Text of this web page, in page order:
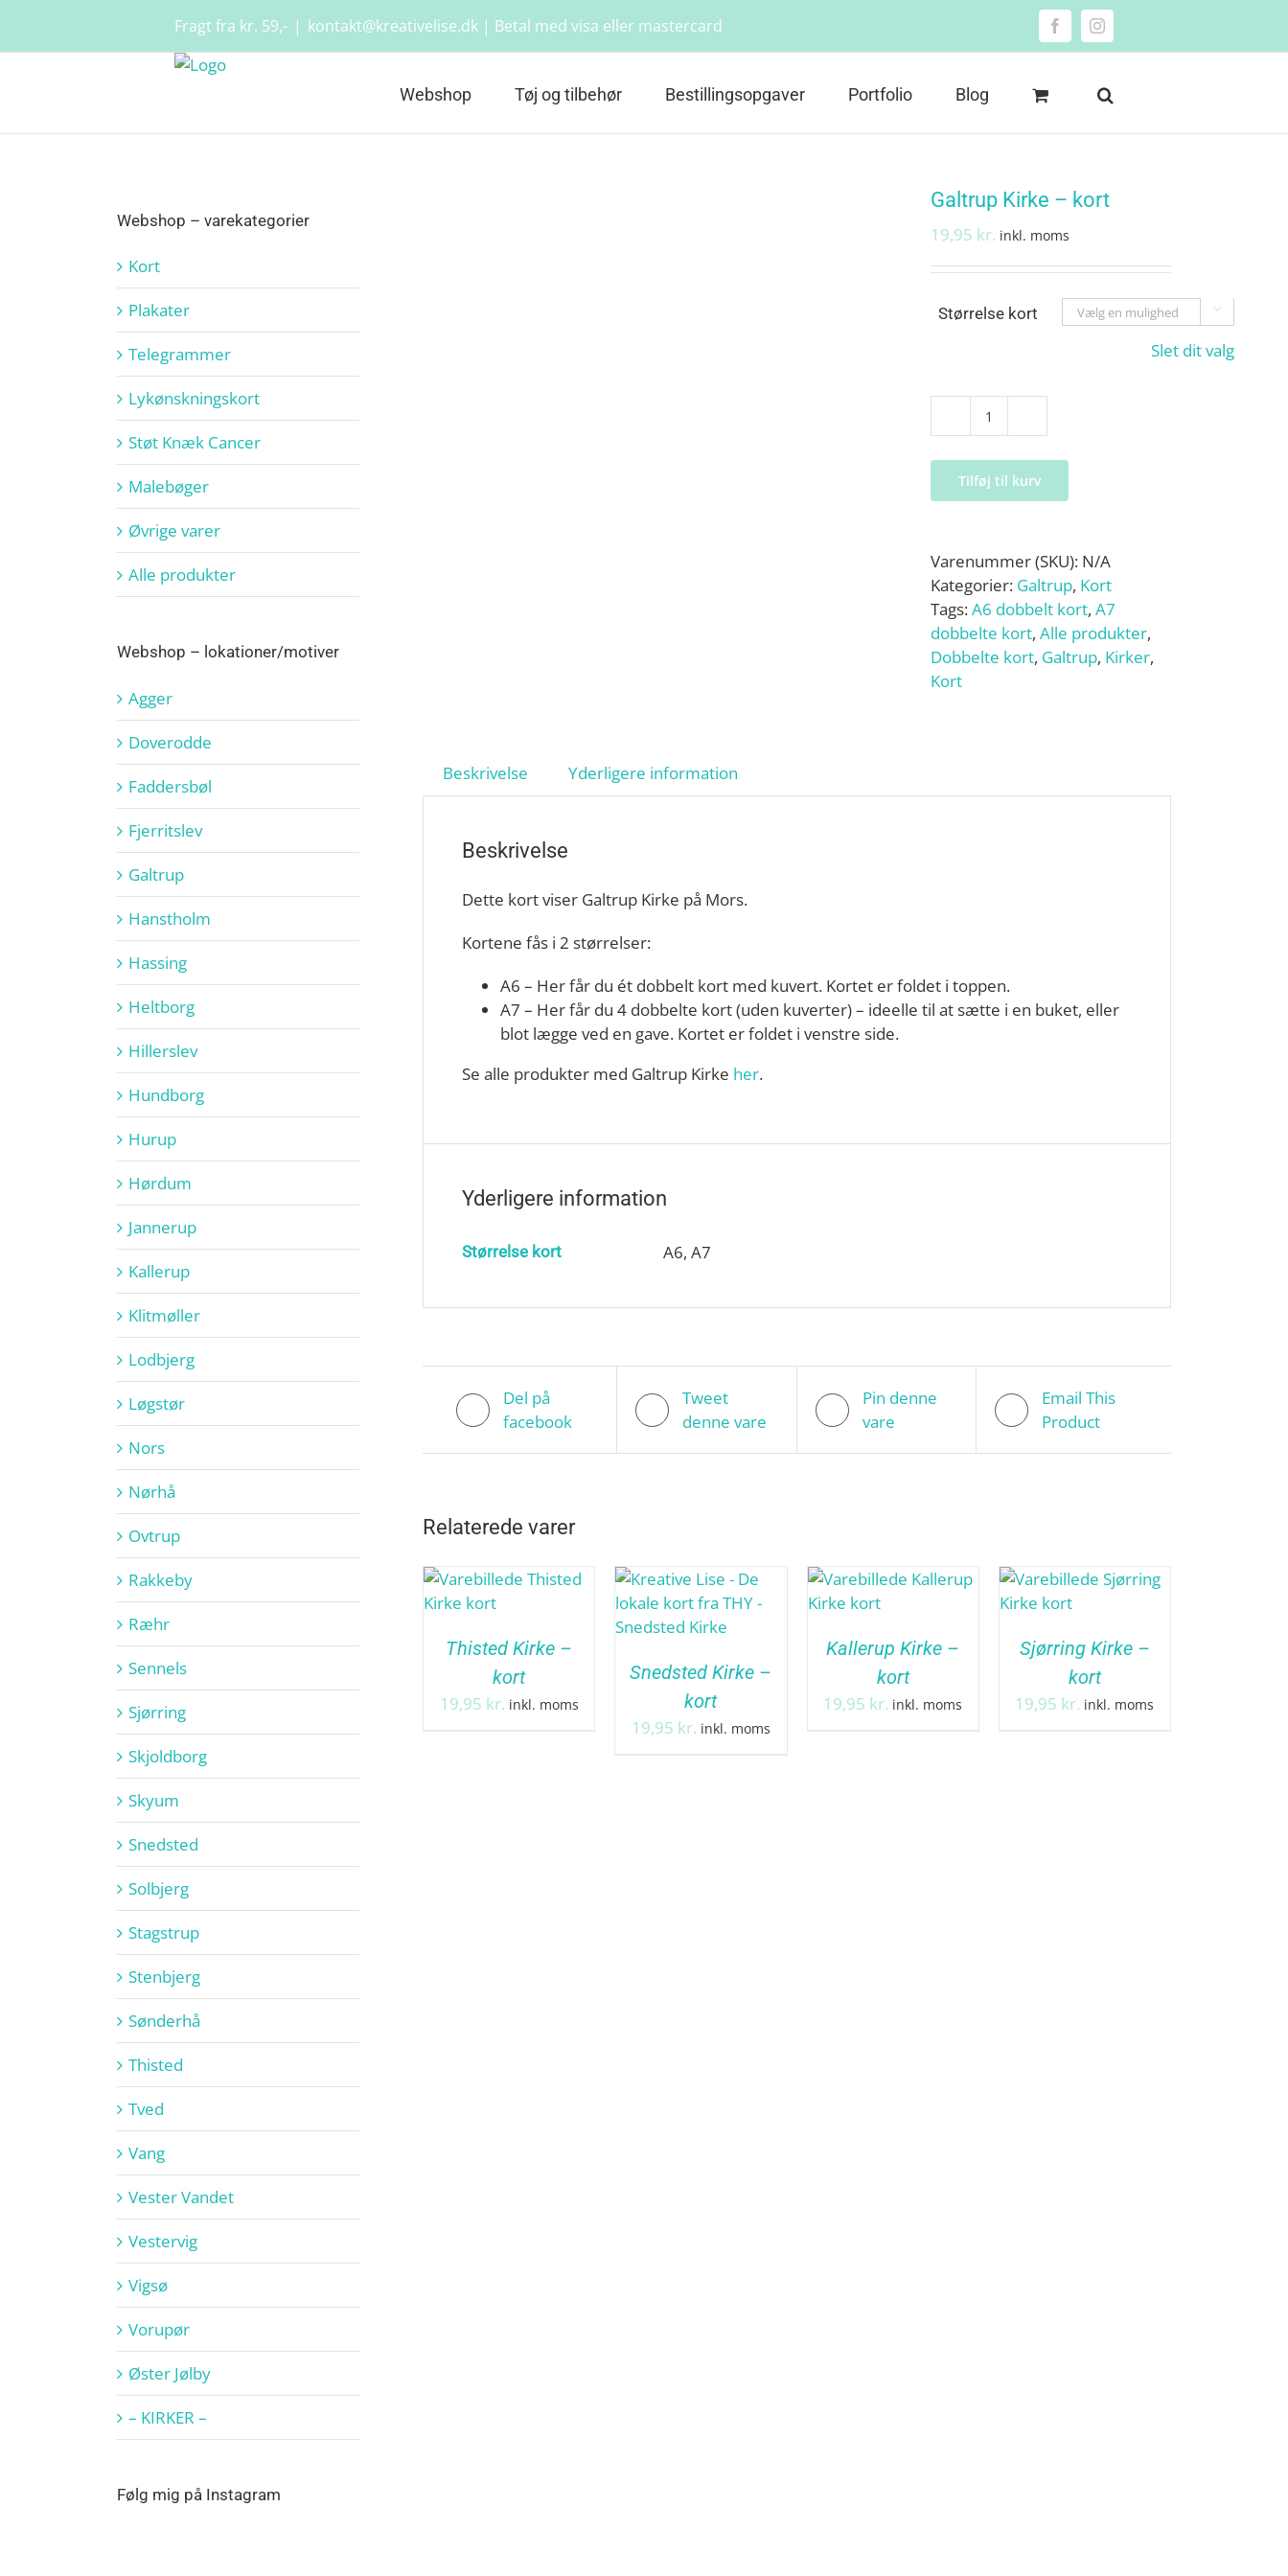
content
Fragt fra kr. 59,- | kontakt@kreativelise.dk | Betal med visa eller mastercard FacebookInstagram
Webshop Tøj og tilbehør Bestillingsopgaver Portfolio Blog
Galtrup Kirke – kort
19,95 kr. inkl. moms
Størrelse kort 
Slet dit valg
Galtrup
-
kort
Tilføj til kurv
Varenummer (SKU): N/A
Kategorier: Galtrup, Kort
Tags:A6 dobbelt kort, A7
dobbelte kort, Alle produkter,
Dobbelte kort, Galtrup, Kirker,
Kort
Beskrivelse Yderligere information
Beskrivelse
Dette kort viser Galtrup Kirke på Mors.
Kortene fås i 2 størrelser:
A6 – Her får du ét dobbelt kort med kuvert. Kortet er foldet i toppen.
A7 – Her får du 4 dobbelte kort (uden kuverter) – ideelle til at sætte i en buket, eller
blot lægge ved en gave. Kortet er foldet i venstre side.
Se alle produkter med Galtrup Kirke her.
Yderligere information
Størrelse kort A6, A7
Del på
facebook
Tweet
denne vare
Pin denne
vare
Email This
Product
Relaterede varer
Thisted Kirke –
kort
19,95 kr. inkl. moms
Snedsted Kirke –
kort
19,95 kr. inkl. moms
Kallerup Kirke –
kort
19,95 kr. inkl. moms
Sjørring Kirke –
kort
19,95 kr. inkl. moms
Webshop – varekategorier
Kort
Plakater
Telegrammer
Lykønskningskort
Støt Knæk Cancer
Malebøger
Øvrige varer
Alle produkter
Webshop – lokationer/motiver
Agger
Doverodde
Faddersbøl
Fjerritslev
Galtrup
Hanstholm
Hassing
Heltborg
Hillerslev
Hundborg
Hurup
Hørdum
Jannerup
Kallerup
Klitmøller
Lodbjerg
Løgstør
Nors
Nørhå
Ovtrup
Rakkeby
Ræhr
Sennels
Sjørring
Skjoldborg
Skyum
Snedsted
Solbjerg
Stagstrup
Stenbjerg
Sønderhå
Thisted
Tved
Vang
Vester Vandet
Vestervig
Vigsø
Vorupør
Øster Jølby
– KIRKER –
Følg mig på Instagram